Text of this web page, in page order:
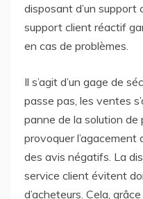
disposant d’un
support client réactif
en cas de problèmes.
Il s’agit d’un gage de
passe pas, les ventes
panne de la solution de
provoquer
des avis négatifs. La
service client évitent
d’acheteurs. Cela,